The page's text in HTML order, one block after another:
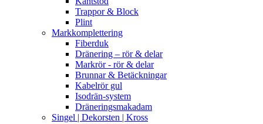
Trappor & Block
Plint
Markkomplettering
Fiberduk
Dränering – rör & delar
Markrör - rör & delar
Brunnar & Betäckningar
Kabelrör gul
Isodrän-system
Dräneringsmakadam
Singel | Dekorsten | Kross